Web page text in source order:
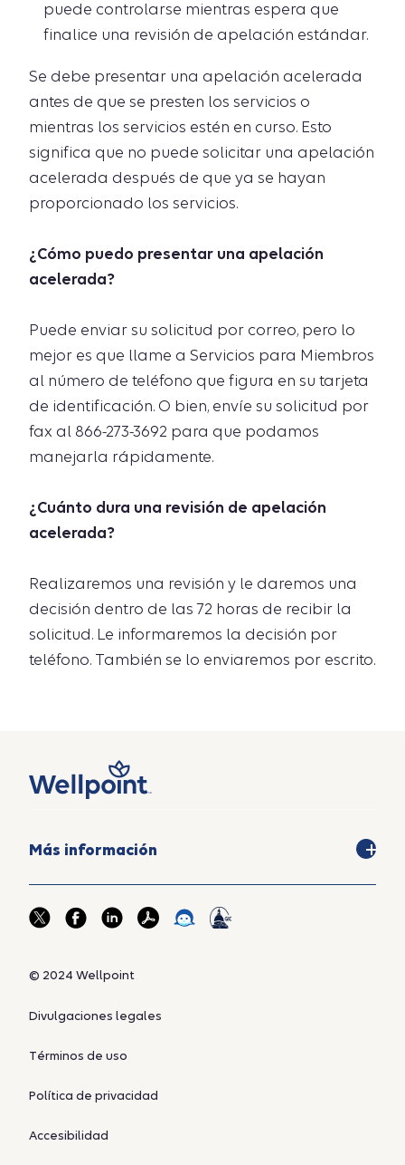
puede controlarse mientras espera que
finalice una revisión de apelación estándar.
Se debe presentar una apelación acelerada
antes de que se presten los servicios o
mientras los servicios estén en curso. Esto
significa que no puede solicitar una apelación
acelerada después de que ya se hayan
proporcionado los servicios.
¿Cómo puedo presentar una apelación
acelerada?
Puede enviar su solicitud por correo, pero lo
mejor es que llame a Servicios para Miembros
al número de teléfono que figura en su tarjeta
de identificación. O bien, envíe su solicitud por
fax al 866-273-3692 para que podamos
manejarla rápidamente.
¿Cuánto dura una revisión de apelación
acelerada?
Realizaremos una revisión y le daremos una
decisión dentro de las 72 horas de recibir la
solicitud. Le informaremos la decisión por
teléfono. También se lo enviaremos por escrito.
Más información
© 2024 Wellpoint
Divulgaciones legales
Términos de uso
Política de privacidad
Accesibilidad